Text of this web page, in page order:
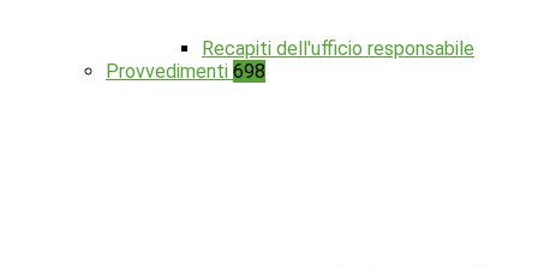
Recapiti dell'ufficio responsabile
Provvedimenti 698